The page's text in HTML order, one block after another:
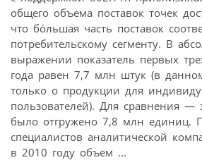
общего объема поставок точек
что бóльшая часть поставок
потребительскому сегменту. В
выражении показатель первых
года равен 7,7 млн штук (в
только о продукции для
пользователей). Для сравнения —
было отгружено 7,8 млн единиц.
специалистов аналитической
в 2010 году объем ...